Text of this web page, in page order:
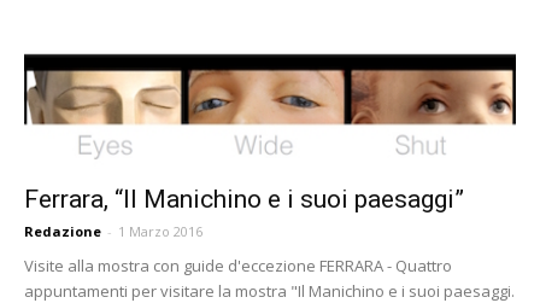
Ferrara, “Il Manichino e i suoi paesaggi”
Redazione - 1 Marzo 2016
Visite alla mostra con guide d'eccezione FERRARA - Quattro
appuntamenti per visitare la mostra "Il Manichino e i suoi paesaggi.